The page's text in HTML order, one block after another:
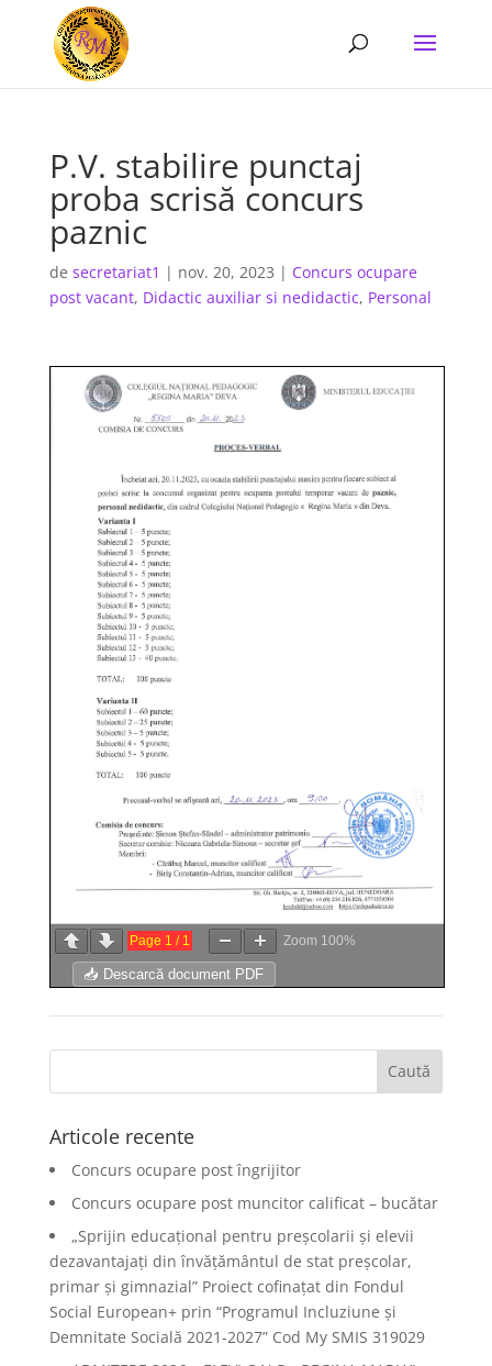
P.V. stabilire punctaj
proba scrisă concurs
paznic
de secretariat1 | nov. 20, 2023 | Concurs ocupare
post vacant, Didactic auxiliar si nedidactic, Personal
Page 1 / 1 Zoom 100%
📥 Descarcă document PDF
Articole recente
Concurs ocupare post îngrijitor
Concurs ocupare post muncitor calificat – bucătar
„Sprijin educațional pentru preșcolarii și elevii
dezavantajați din învățământul de stat preșcolar,
primar și gimnazial” Proiect cofinațat din Fondul
Social European+ prin “Programul Incluziune și
Demnitate Socială 2021-2027” Cod My SMIS 319029